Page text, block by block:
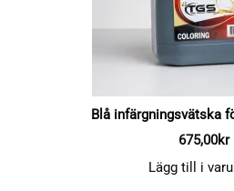
Blå infärgningsvätska
675,00kr
Lägg till i